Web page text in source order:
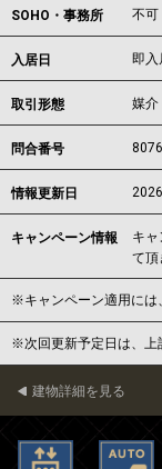
SOHO・事務所 不可
入居日 即入
取引形態 媒介
問合番号
情報更新日
キャンペーン情報
キ
て頂
※キャンペーン適用には
※次回更新予定日は、上
建物詳細を見る